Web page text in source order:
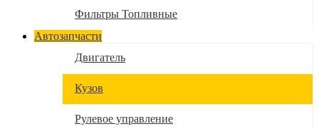
Фильтры Топливные
Автозапчасти
Двигатель
Кузов
Рулевое управление